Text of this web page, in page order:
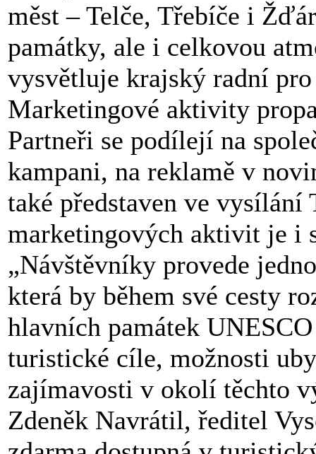
měst – Telče, Třebíče i
památky, ale i celkovou
vysvětluje krajský radní
Marketingové aktivity
Partneři se podílejí na
kampani, na reklamě v
také představen ve vysílání
marketingových aktivit je i
„Návštěvníky provede
která by během své cesty
hlavních památek
turistické cíle, možnosti
zajímavosti v okolí těchto
Zdeněk Navrátil, ředitel